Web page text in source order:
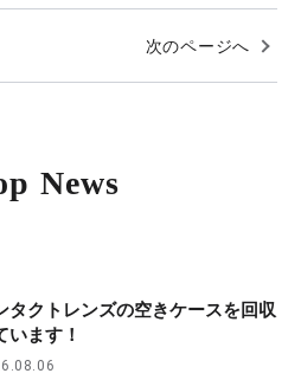
次のページへ
News
タクトレンズの空きケースを回収
います！